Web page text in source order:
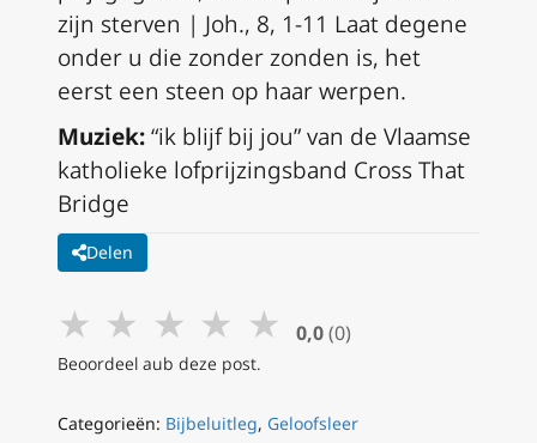
zijn sterven | Joh., 8, 1-11 Laat degene
onder u die zonder zonden is, het
eerst een steen op haar werpen.
Muziek:“ik blijf bij jou” van de Vlaamse
katholieke lofprijzingsband Cross That
Bridge
Delen
★ ★ ★ ★ ★ 0,0 (0)
Beoordeel aub deze post.
Categorieën: Bijbeluitleg, Geloofsleer